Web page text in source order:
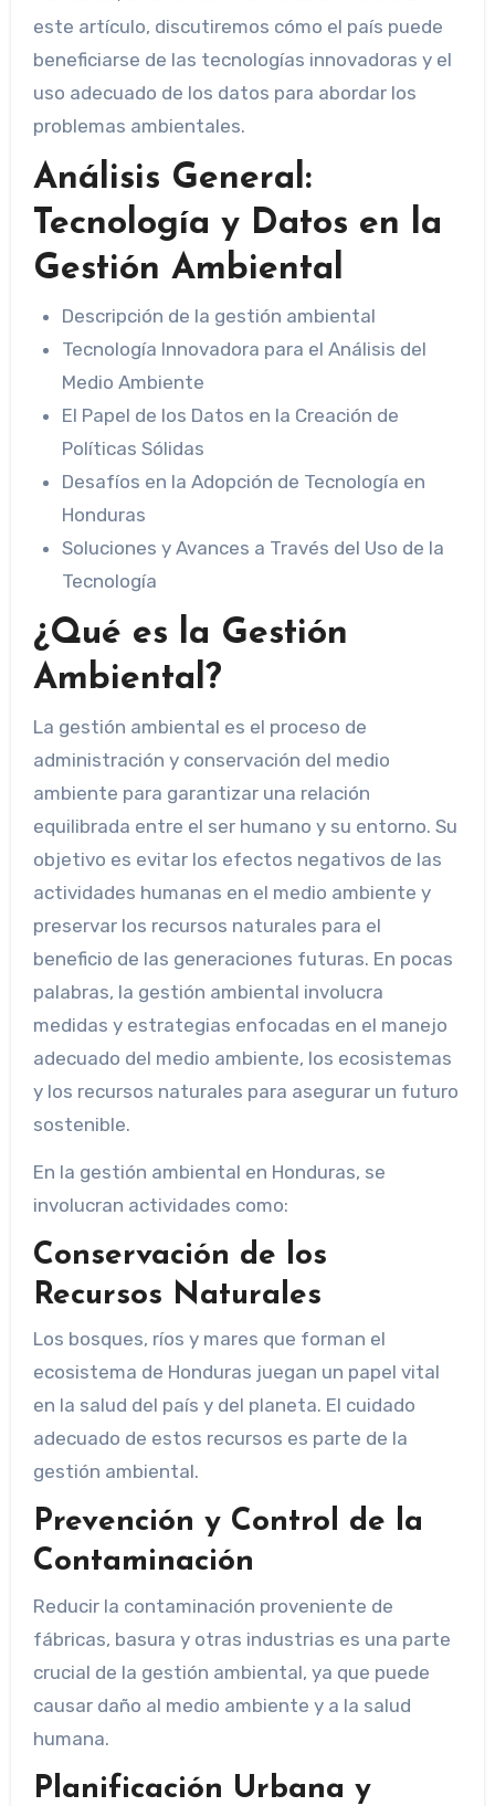
este artículo, discutiremos cómo el país puede
beneficiarse de las tecnologías innovadoras y el
uso adecuado de los datos para abordar los
problemas ambientales.
Análisis General:
Tecnología y Datos en la
Gestión Ambiental
Descripción de la gestión ambiental
Tecnología Innovadora para el Análisis del
Medio Ambiente
El Papel de los Datos en la Creación de
Políticas Sólidas
Desafíos en la Adopción de Tecnología en
Honduras
Soluciones y Avances a Través del Uso de la
Tecnología
¿Qué es la Gestión
Ambiental?
La gestión ambiental es el proceso de
administración y conservación del medio
ambiente para garantizar una relación
equilibrada entre el ser humano y su entorno. Su
objetivo es evitar los efectos negativos de las
actividades humanas en el medio ambiente y
preservar los recursos naturales para el
beneficio de las generaciones futuras. En pocas
palabras, la gestión ambiental involucra
medidas y estrategias enfocadas en el manejo
adecuado del medio ambiente, los ecosistemas
y los recursos naturales para asegurar un futuro
sostenible.
En la gestión ambiental en Honduras, se
involucran actividades como:
Conservación de los
Recursos Naturales
Los bosques, ríos y mares que forman el
ecosistema de Honduras juegan un papel vital
en la salud del país y del planeta. El cuidado
adecuado de estos recursos es parte de la
gestión ambiental.
Prevención y Control de la
Contaminación
Reducir la contaminación proveniente de
fábricas, basura y otras industrias es una parte
crucial de la gestión ambiental, ya que puede
causar daño al medio ambiente y a la salud
humana.
Planificación Urbana y